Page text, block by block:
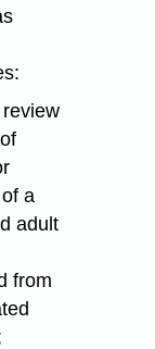
a
adult
from